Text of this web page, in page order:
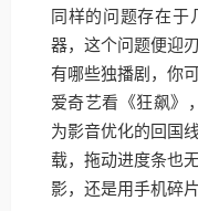
同样的问题存在于
器，这个问题便迎
有哪些独播剧，你
爱奇艺看《狂飙》
为影音优化的回国
载，拖动进度条也
影，还是用手机碎